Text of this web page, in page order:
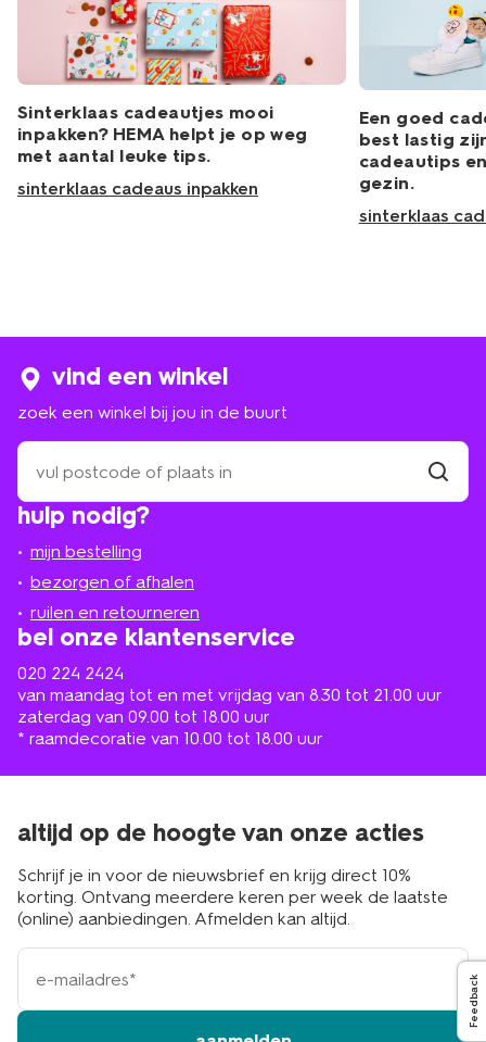
Sinterklaas cadeautjes mooi
inpakken? HEMA helpt je op weg
met aantal leuke tips.
sinterklaas cadeaus inpakken
Een goed
best lastig
cadeautips
gezin.
sinterklaas
hulp nodig?
mijn bestelling
bezorgen of afhalen
ruilen en retourneren
bel onze klantenservice
020 224 2424
van maandag tot en met vrijdag van 8.30 tot 21.00 uur
zaterdag van 09.00 tot 18.00 uur
* raamdecoratie van 10.00 tot 18.00 uur
vind een winkel
zoek een winkel bij jou in de buurt
zoek
een
winkel
bij
in
de
buurt
altijd op de hoogte van onze acties
Schrijf je in voor de nieuwsbrief en krijg direct 10%
korting. Ontvang meerdere keren per week de laatste
(online) aanbiedingen. Afmelden kan altijd.
e-
mailadres
Feedback